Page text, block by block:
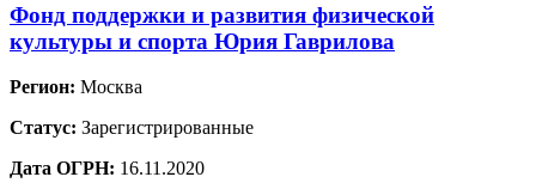
Фонд поддержки и развития физической
культуры и спорта Юрия Гаврилова
Регион: Москва
Статус: Зарегистрированные
Дата ОГРН: 16.11.2020